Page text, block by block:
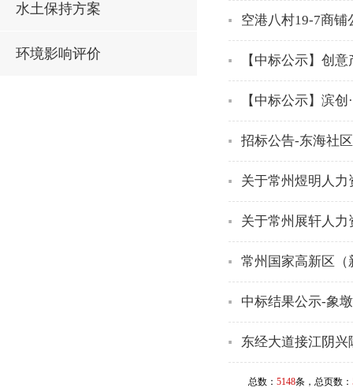
水土保持方案
环境影响评价
空港八村19-7商
【中标公示】创
【中标公示】滨
招标公告-东海社
关于常州煜明人
关于常州展轩人
常州国家高新区
中标结果公示-象
东经大道接江阴
总数： 5148条，总页数：